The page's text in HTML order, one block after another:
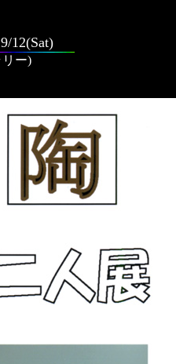
12(Sat)
ー)